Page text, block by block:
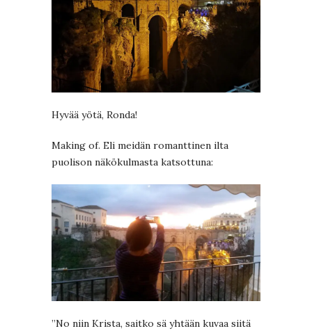
Hyvää yötä, Ronda!
Making of. Eli meidän romanttinen ilta
puolison näkökulmasta katsottuna:
”No niin Krista, saitko sä yhtään kuvaa siitä